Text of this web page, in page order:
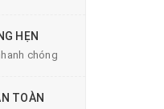
HẸN
chóng
TOÀN